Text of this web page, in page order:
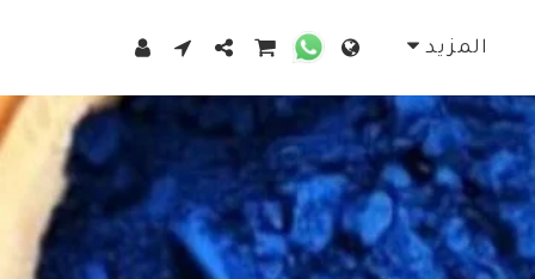
المزيد